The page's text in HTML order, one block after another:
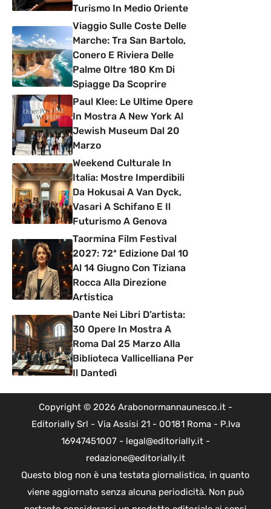
Turismo In Medio Oriente
Viaggio Sulle Coste Delle
Marche: Tra San Bartolo,
Conero E Riviera Delle
Palme Oltre 180 Km Di
Spiagge Da Scoprire
Paul Klee: Le Ultime Opere
In Mostra A New York Al
Jewish Museum Dal 20
Marzo
Weekend Culturale In
Italia: Mostre Imperdibili
Da Hokusai A Van Dyck,
Vasari A Schifano E Il
Futurismo A Genova
Taormina Film Festival
2027: 72ª Edizione Dal 10
Al 14 Giugno Con Tiziana
Rocca Alla Direzione
Artistica
Dante Nei Libri D’artista:
30 Opere In Mostra A
Roma Dal 25 Marzo Alla
Biblioteca Vallicelliana Per
Il Dantedì
Copyright © 2026 Arabonormannaunesco.it -
Editorially Srl - Via Assisi 21 - 00181 Roma - P.Iva
16947451007 - legal@editorially.it -
redazione@editorially.it
Questo blog non è una testata giornalistica, in quanto
viene aggiornato senza alcuna periodicità. Non può